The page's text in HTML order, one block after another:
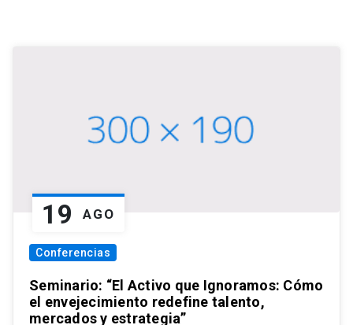
19 AGO
Conferencias
Seminario: “El Activo que Ignoramos: Cómo
el envejecimiento redefine talento,
mercados y estrategia”